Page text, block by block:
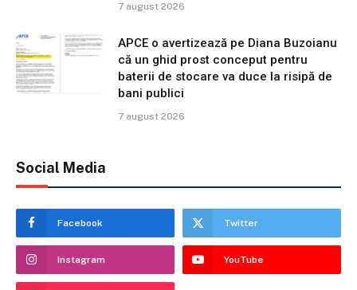
7 august 2026
APCE o avertizează pe Diana Buzoianu
că un ghid prost conceput pentru
baterii de stocare va duce la risipă de
bani publici
7 august 2026
Social Media
Facebook Twitter
Instagram YouTube